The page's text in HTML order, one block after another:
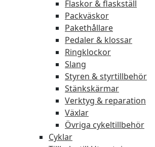
Flaskor & flaskställ
Packväskor
Pakethållare
Pedaler & klossar
Ringklockor
Slang
Styren & styrtillbehör
Stänkskärmar
Verktyg & reparation
Växlar
Övriga cykeltillbehör
Cyklar